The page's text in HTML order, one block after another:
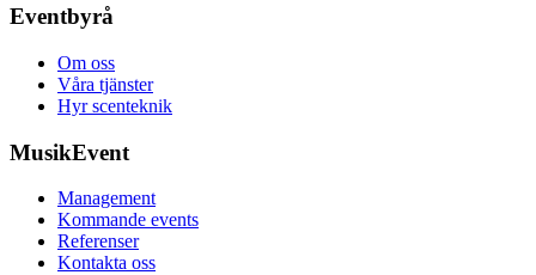
Eventbyrå
Om oss
Våra tjänster
Hyr scenteknik
MusikEvent
Management
Kommande events
Referenser
Kontakta oss